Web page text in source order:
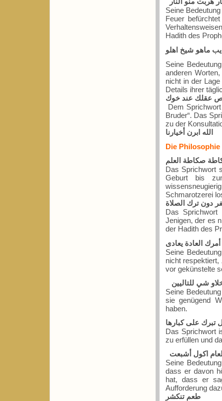
Seine
Feuer
ماهو شيخ اهلو
Seine
anderen
nicht in der
Details ihrer
عقلك عند خوك
Dem
Bruder“. Das
zu der
الله ابرن أخيارنا
Die
صكاطة العلم
Das Sprichwort
Geburt bis
Schmarotzerei
دون ترك الصلاة
Das
Jenigen, der es
العادة يعادى
Seine
nicht
vor gekünstelte
شي للتاليين
Seine
sie genügend
haben.
تبرك على كبارها
Das Sprichwort
zu erfüllen und
اكول أشبعت
Seine
dass er davon
hat, dass er
Aufforderung
طعم تنكشر